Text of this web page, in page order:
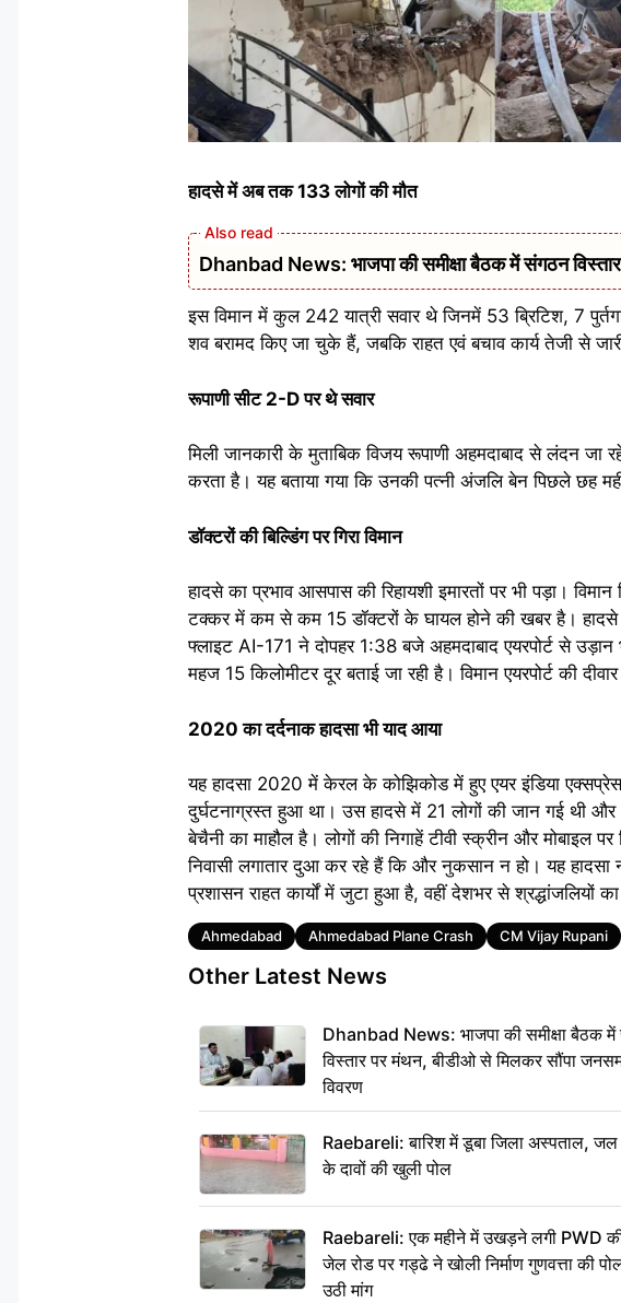
हादसे में अब तक 133 लोगों की मौत
Dhanbad News: भाजपा की समीक्षा बैठक में संगठन
इस विमान में कुल 242 यात्री सवार थे जिनमें 53 ब्रिटिश, 7
शव बरामद किए जा चुके हैं, जबकि राहत एवं बचाव कार्य तेजी से
रूपाणी सीट 2-D पर थे सवार
मिली जानकारी के मुताबिक विजय रूपाणी अहमदाबाद से लंदन
करता है। यह बताया गया कि उनकी पत्नी अंजलि बेन पिछले छह
डॉक्टरों की बिल्डिंग पर गिरा विमान
हादसे का प्रभाव आसपास की रिहायशी इमारतों पर भी पड़ा।
टक्कर में कम से कम 15 डॉक्टरों के घायल होने की खबर है। हादसे
फ्लाइट AI-171 ने दोपहर 1:38 बजे अहमदाबाद एयरपोर्ट से
महज 15 किलोमीटर दूर बताई जा रही है। विमान एयरपोर्ट की
2020 का दर्दनाक हादसा भी याद आया
यह हादसा 2020 में केरल के कोझिकोड में हुए एयर इंडिया
दुर्घटनाग्रस्त हुआ था। उस हादसे में 21 लोगों की जान गई थी
बेचैनी का माहौल है। लोगों की निगाहें टीवी स्क्रीन और मोबाइल
निवासी लगातार दुआ कर रहे हैं कि और नुकसान न हो। यह
प्रशासन राहत कार्यों में जुटा हुआ है, वहीं देशभर से श्रद्धांजलियों
Tags
Ahmedabad Ahmedabad Plane Crash CM Vijay Rupani
Other Latest News
Dhanbad News: भाजपा की समीक्षा बैठक
विस्तार पर मंथन, बीडीओ से मिलकर सौंपा
विवरण
Raebareli: बारिश में डूबा जिला अस्पताल, जल
के दावों की खुली पोल
Raebareli: एक महीने में उखड़ने लगी PWD
जेल रोड पर गड्ढे ने खोली निर्माण गुणवत्ता की
उठी मांग